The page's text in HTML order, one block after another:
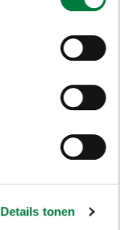
Details tonen